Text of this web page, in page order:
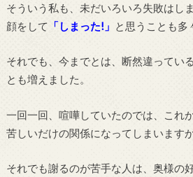
そういう私も、未だいろいろ失敗はし
顔をして
「しまった!」 と思うことも多
それでも、今までとは、断然違ってい
とも増えました。
一回一回、喧嘩していたのでは、これ
苦しいだけの関係になってしまいます
それでも謝るのが苦手な人は、奥様の